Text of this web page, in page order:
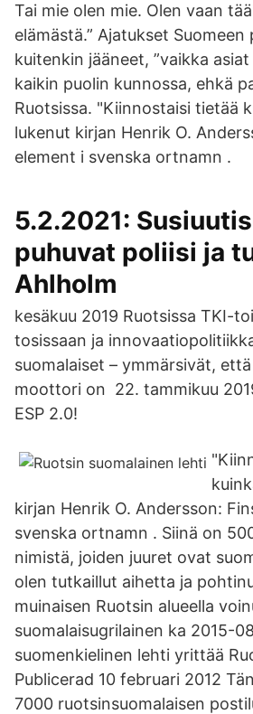
Tai mie olen mie. Olen vaan
elämästä.” Ajatukset Suomeen
kuitenkin jääneet, ”vaikka
kaikin puolin kunnossa, ehkä
Ruotsissa. "Kiinnostaisi tietää
lukenut kirjan Henrik O.
element i svenska ortnamn .
5.2.2021:
puhuvat poliisi ja
Ahlholm
kesäkuu 2019 Ruotsissa TKI-
tosissaan ja
suomalaiset – ymmärsivät,
moottori on 22. tammikuu
ESP 2.0!
kirjan Henrik O. Andersson:
svenska ortnamn . Siinä on
nimistä, joiden juuret ovat
olen tutkaillut aihetta ja
muinaisen Ruotsin alueella
suomalaisugrilainen ka 2015-
suomenkielinen lehti yrittää
Publicerad 10 februari 2012
7000 ruotsinsuomalaisen